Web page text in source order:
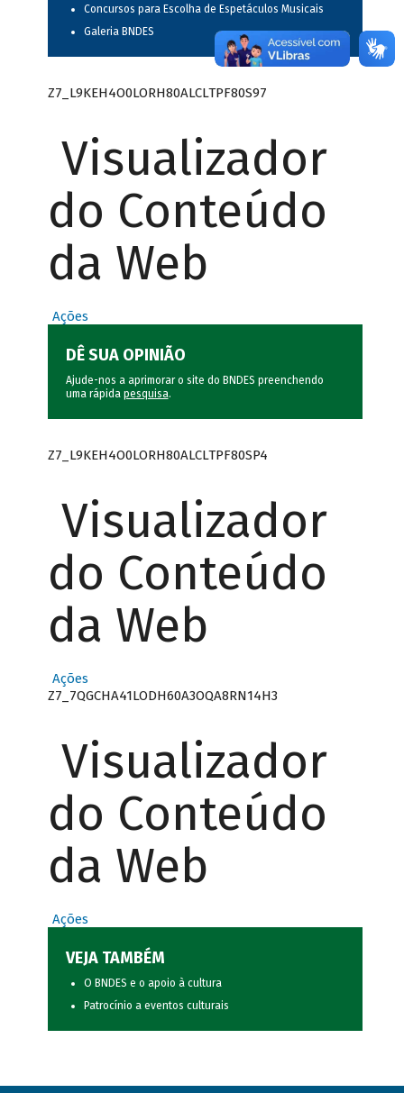
Concursos para Escolha de Espetáculos Musicais
Galeria BNDES
Z7_L9KEH4O0LORH80ALCLTPF80S97
Visualizador
do Conteúdo
da Web
Ações
DÊ SUA OPINIÃO
Ajude-nos a aprimorar o site do BNDES preenchendo
uma rápida pesquisa.
Z7_L9KEH4O0LORH80ALCLTPF80SP4
Visualizador
do Conteúdo
da Web
Ações
Z7_7QGCHA41LODH60A3OQA8RN14H3
Visualizador
do Conteúdo
da Web
Ações
VEJA TAMBÉM
O BNDES e o apoio à cultura
Patrocínio a eventos culturais